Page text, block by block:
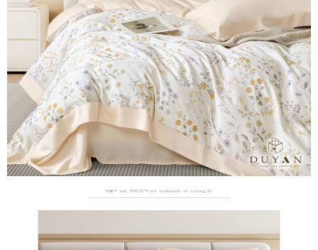
1.分期款項不併入電信帳單，「大哥付你分期」於每月結算日後寄送繳費提
醒簡訊。
2.透過簡訊連結打開帳單後，可選擇「超商條碼／台灣大直營門市／銀行轉
帳／街口支付／iPASS MONEY」等通路繳費。
【注意事項】
1.本服務係由「台灣大哥大股份有限公司」（以下簡稱本公司）所提供，讓
用戶於交易時，得透過本服務購買商品或服務，並由商店將買賣／分期付款
買賣價金債權讓與本公司後，依約使用本公司帳單繳交帳款。
2.基於同意付款使用「大哥付你分期」之契約關係目的，商店將以您的個人
資料（包含姓名、電話或地址）提供予台灣大哥大進項蒐集、處理及利用，
由本公司與您本人進行分期帳單所需資料之確認、核對及更正。
3.完整用戶服務條款，請詳閱以下連結：https://oppay.tw/userRule
【「AFTEE先享後付」結帳流程】
１．於結帳方式選擇「AFTEE先享後付」後，將跳轉至「AFTEE先享後付」
結帳頁面，進行簡訊認證並確認金額後，即可完成結帳。
２．訂單成立數日內，您將收到繳費通知簡訊。
３．收到繳費通知簡訊後14天內，點擊此簡訊中的連結，可透過四大超商／
ATM／網路銀行／等多元方式進行付款，方視為交易完成。
※ 請注意：結帳手續完成當下不需立刻繳費，但若您需要取消訂單，請聯絡
購買商品的店家。未經商家同意取消之訂單仍視為有效，需透過AFTEE先享
後付繳納相關費用。
※ 交易是否成功請以「AFTEE先享後付 」之結帳頁面顯示為準，若有關於
是否繳費成功／繳費後需取消欲退款等相關疑問，請聯繫「AFTEE先享後付
客戶支援中心」
https://netprotections.freshdesk.com/support/home
【注意事項】
１．透過由恩沛科技股份有限公司提供之「AFTEE先享後付」服務完成之交
https://aftee.tw/terms/#terms3
運送方式
全家取貨付款
每筆NT$60，滿NT$699(含以上)免運費
付款後全家取貨
每筆NT$60，滿NT$699(含以上)免運費
7-11取貨付款
每筆NT$60，滿NT$999(含以上)免運費
付款後7-11取貨
每筆NT$60，滿NT$999(含以上)免運費
每筆NT$80，滿NT$999(含以上)免運費